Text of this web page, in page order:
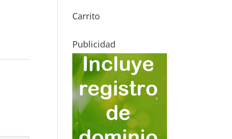
Carrito
Publicidad